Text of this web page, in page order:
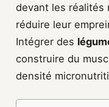
devant les réalités
réduire leur
Intégrer des
construire du
densité